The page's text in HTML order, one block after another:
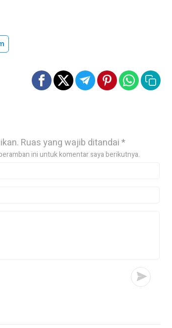
Ruas yang wajib ditandai*
ini untuk komentar saya berikutnya.